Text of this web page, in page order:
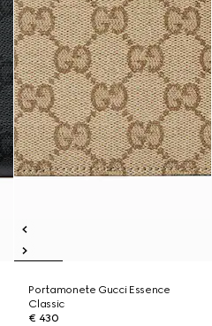
Portamonete Gucci Essence
Classic
€ 430